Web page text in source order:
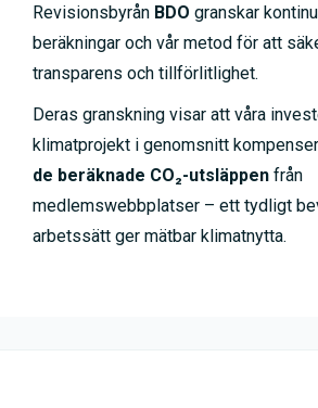
Revisionsbyrån BDO granskar
beräkningar och vår metod för att
transparens och tillförlitlighet.
Deras granskning visar att våra
klimatprojekt i genomsnitt
de beräknade CO₂-utsläppen från
medlemswebbplatser – ett tydligt
arbetssätt ger mätbar klimatnytta.